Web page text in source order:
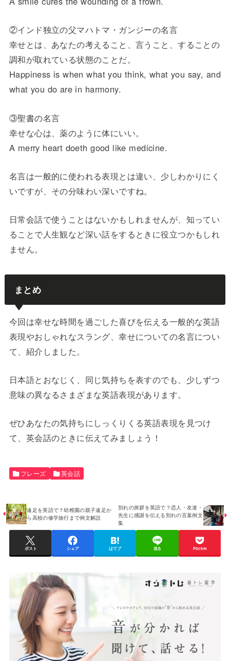
②インド独立の父マハトマ・ガンジーの名言
幸せとは、あなたの考えること、言うこと、することの
調和が取れている状態のことだ。
Happiness is when what you think, what you say, and
what you do are in harmony.
③聖書の名言
幸せな心は、薬のように体にいい。
A merry heart doeth good like medicine.
名言は一般的に使われる表現とは違い、少しわかりにく
いですが、その分味わい深いですね。
日常会話で使うことはないかもしれませんが、知ってい
ることで人生観など深い話をするときに役立つかもしれ
ません。
まとめ
今回は幸せな時間を過ごした喜びを伝える一般的な英語
表現やおしゃれなスラング、幸せについての名言につい
て、紹介しました。
日本語とおなじく、同じ気持ちを表すのでも、少しずつ
意味の異なるさまざまな英語表現があります。
ぜひあなたの気持ちにしっくりくる英語表現を見つけ
て、英会話のときに伝えてみましょう！
フレーズ 英会話
遠足を英語で？幼稚園の親子遠足か
ら高校の修学旅行まで例文解説
別れの挨拶を英語で？恋人・友達・
先生に感謝を伝える別れの言葉例文
集
ポスト シェア はてブ 送る Pocket